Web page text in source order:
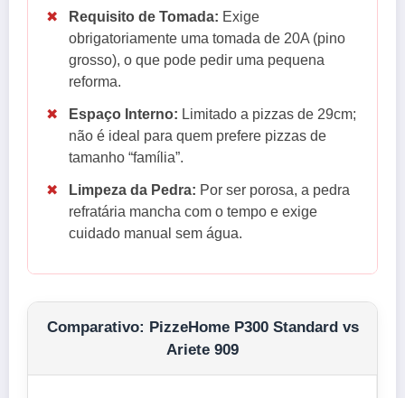
✖ Requisito de Tomada: Exige
obrigatoriamente uma tomada de 20A (pino
grosso), o que pode pedir uma pequena
reforma.
✖ Espaço Interno: Limitado a pizzas de 29cm;
não é ideal para quem prefere pizzas de
tamanho “família”.
✖ Limpeza da Pedra: Por ser porosa, a pedra
refratária mancha com o tempo e exige
cuidado manual sem água.
Comparativo: PizzeHome P300 Standard vs
Ariete 909